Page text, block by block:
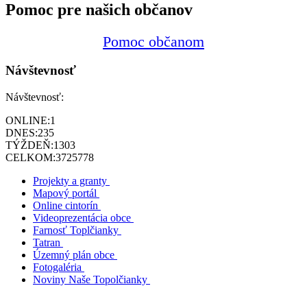
Pomoc pre našich občanov
Pomoc občanom
Návštevnosť
Návštevnosť:
ONLINE:1
DNES:235
TÝŽDEŇ:1303
CELKOM:3725778
Projekty a granty
Mapový portál
Online cintorín
Videoprezentácia obce
Farnosť Toplčianky
Tatran
Územný plán obce
Fotogaléria
Noviny Naše Topolčianky